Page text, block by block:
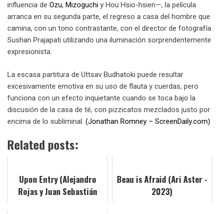
influencia de Ozu, Mizoguchi y Hou Hsio-hsien—, la película
arranca en su segunda parte, el regreso a casa del hombre que
camina, con un tono contrastante, con el director de fotografía
Sushan Prajapati utilizando una iluminación sorprendentemente
expresionista.
La escasa partitura de Uttsav Budhatoki puede resultar
excesivamente emotiva en su uso de flauta y cuerdas, pero
funciona con un efecto inquietante cuando se toca bajo la
discusión de la casa de té, con pizzicatos mezclados justo por
encima de lo subliminal. (Jonathan Romney – ScreenDaily.com)
Related posts:
Upon Entry (Alejandro
Rojas y Juan Sebastián
Beau is Afraid (Ari Aster -
2023)